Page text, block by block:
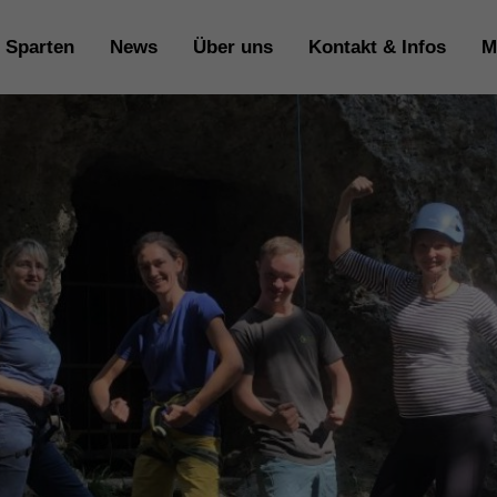
Sparten News Über uns Kontakt & Infos